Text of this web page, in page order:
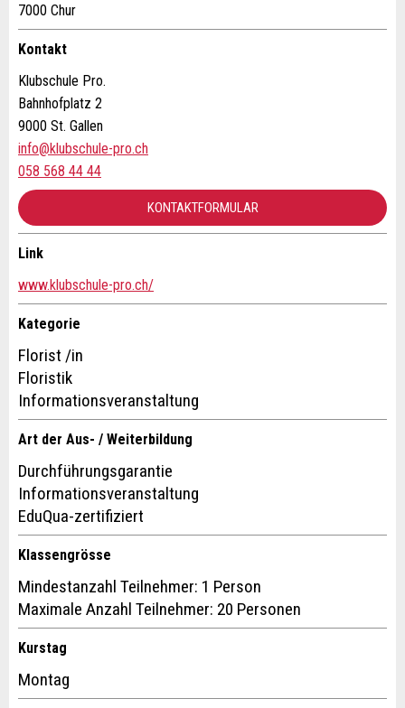
Nachricht
* Eingabe erforderlich
Zur Qualitätssicherung wird eine Kopie der E-Mail an
guidle übermittelt.
NACHRICHT SENDEN
Schliessen
* Eingabe erforderlich
ANZEIGE WEITEREMPFEHLEN
Schliessen
Firma / Organisation:
Adresszusatz:
Strasse und Nr. *:
PLZ / Ort *:
E-Mail *:
Telefon *:
Nachricht:
* Pflichtfeld
Information: Zur Qualitätssicherung wird eine Kopie der
This site is protected by reCAPTCHA and the Google
PolicyandTerms of Serviceapply.
7000 Chur
Kontakt
Klubschule Pro.
Bahnhofplatz 2
9000 St. Gallen
info@klubschule-pro.ch
058 568 44 44
KONTAKTFORMULAR
Kontakt
Verfassen Sie eine Nachricht für die Kontaktpersonen dieser
Adresse
Link
www.klubschule-pro.ch/
Kategorie
Florist /in
Floristik
Informationsveranstaltung
Art der Aus- / Weiterbildung
Durchführungsgarantie
Informationsveranstaltung
EduQua-zertifiziert
Klassengrösse
Mindestanzahl Teilnehmer: 1 Person
Maximale Anzahl Teilnehmer: 20 Personen
Kurstag
Montag